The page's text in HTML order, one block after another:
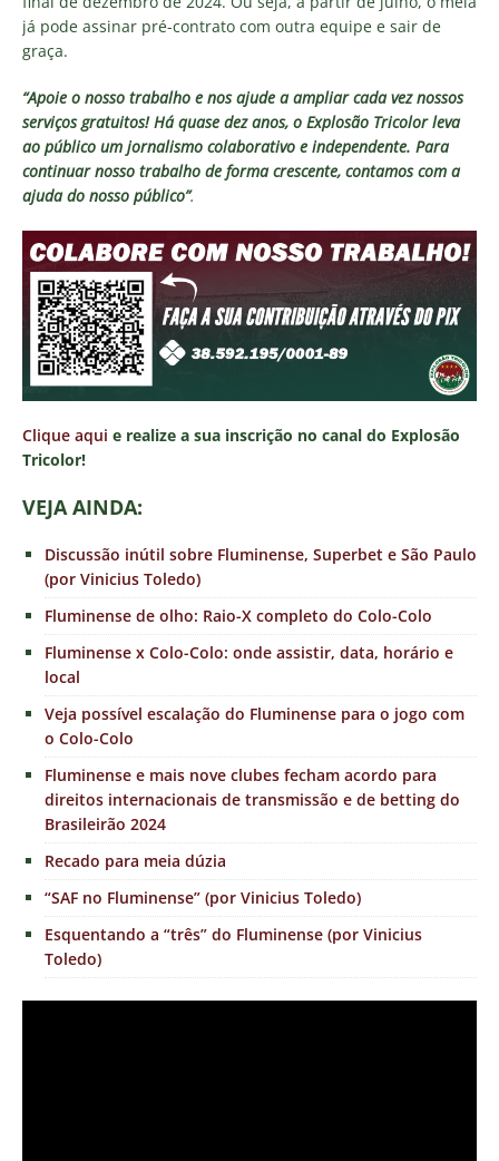
já pode assinar pré-contrato com outra equipe e sair de
graça.
“Apoie o nosso trabalho e nos ajude a ampliar cada vez nossos
serviços gratuitos!Há quase dez anos, o Explosão Tricolor leva
ao público um jornalismo colaborativo e independente. Para
continuar nosso trabalho de forma crescente, contamos com a
ajuda do nosso público”.
Clique aqui e realize a sua inscrição no canal do Explosão
Tricolor!
VEJA AINDA:
Discussão inútil sobre Fluminense, Superbet e São Paulo
(por Vinicius Toledo)
Fluminense de olho: Raio-X completo do Colo-Colo
Fluminense x Colo-Colo: onde assistir, data, horário e
local
Veja possível escalação do Fluminense para o jogo com
o Colo-Colo
Fluminense e mais nove clubes fecham acordo para
direitos internacionais de transmissão e de betting do
Brasileirão 2024
Recado para meia dúzia
“SAF no Fluminense” (por Vinicius Toledo)
Esquentando a “três” do Fluminense (por Vinicius
Toledo)